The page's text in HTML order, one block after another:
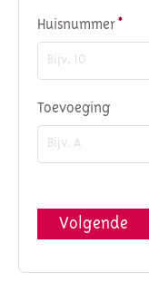
Huisnummer *
Toevoeging
Volgende